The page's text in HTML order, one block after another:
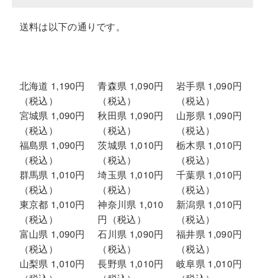
送料は以下の通りです。
北海道 1,190円
（税込）
青森県 1,090円
（税込）
岩手県 1,090円
（税込）
宮城県 1,090円
（税込）
秋田県 1,090円
（税込）
山形県 1,090円
（税込）
福島県 1,090円
（税込）
茨城県 1,010円
（税込）
栃木県 1,010円
（税込）
群馬県 1,010円
（税込）
埼玉県 1,010円
（税込）
千葉県 1,010円
（税込）
東京都 1,010円
（税込）
神奈川県 1,010
円（税込）
新潟県 1,010円
（税込）
富山県 1,090円
（税込）
石川県 1,090円
（税込）
福井県 1,090円
（税込）
山梨県 1,010円
長野県 1,010円
岐阜県 1,010円